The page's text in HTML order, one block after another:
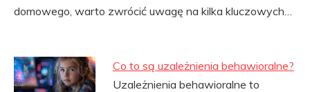
domowego, warto zwrócić uwagę na kilka kluczowych…
Co to są uzależnienia behawioralne?
Uzależnienia behawioralne to